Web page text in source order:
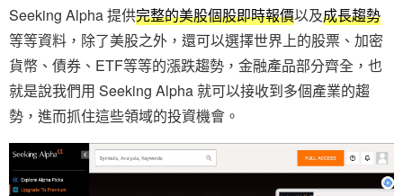
Seeking Alpha 提供完整的美股個股即時報價以及成長趨勢
等等資料，除了美股之外，還可以選擇世界上的股票、加密
貨幣、債券、ETF等等的漲跌趨勢，金融產品部分齊全，也
就是說我們用 Seeking Alpha 就可以接收到多個產業的趨
勢，進而抓住這些領域的投資機會。